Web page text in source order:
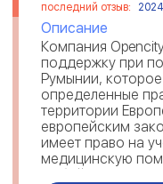
последний отзыв:
Описание
Компания
поддержку при
Румынии,
определенные
территории
европейским
имеет право на
медицинскую
любой стране